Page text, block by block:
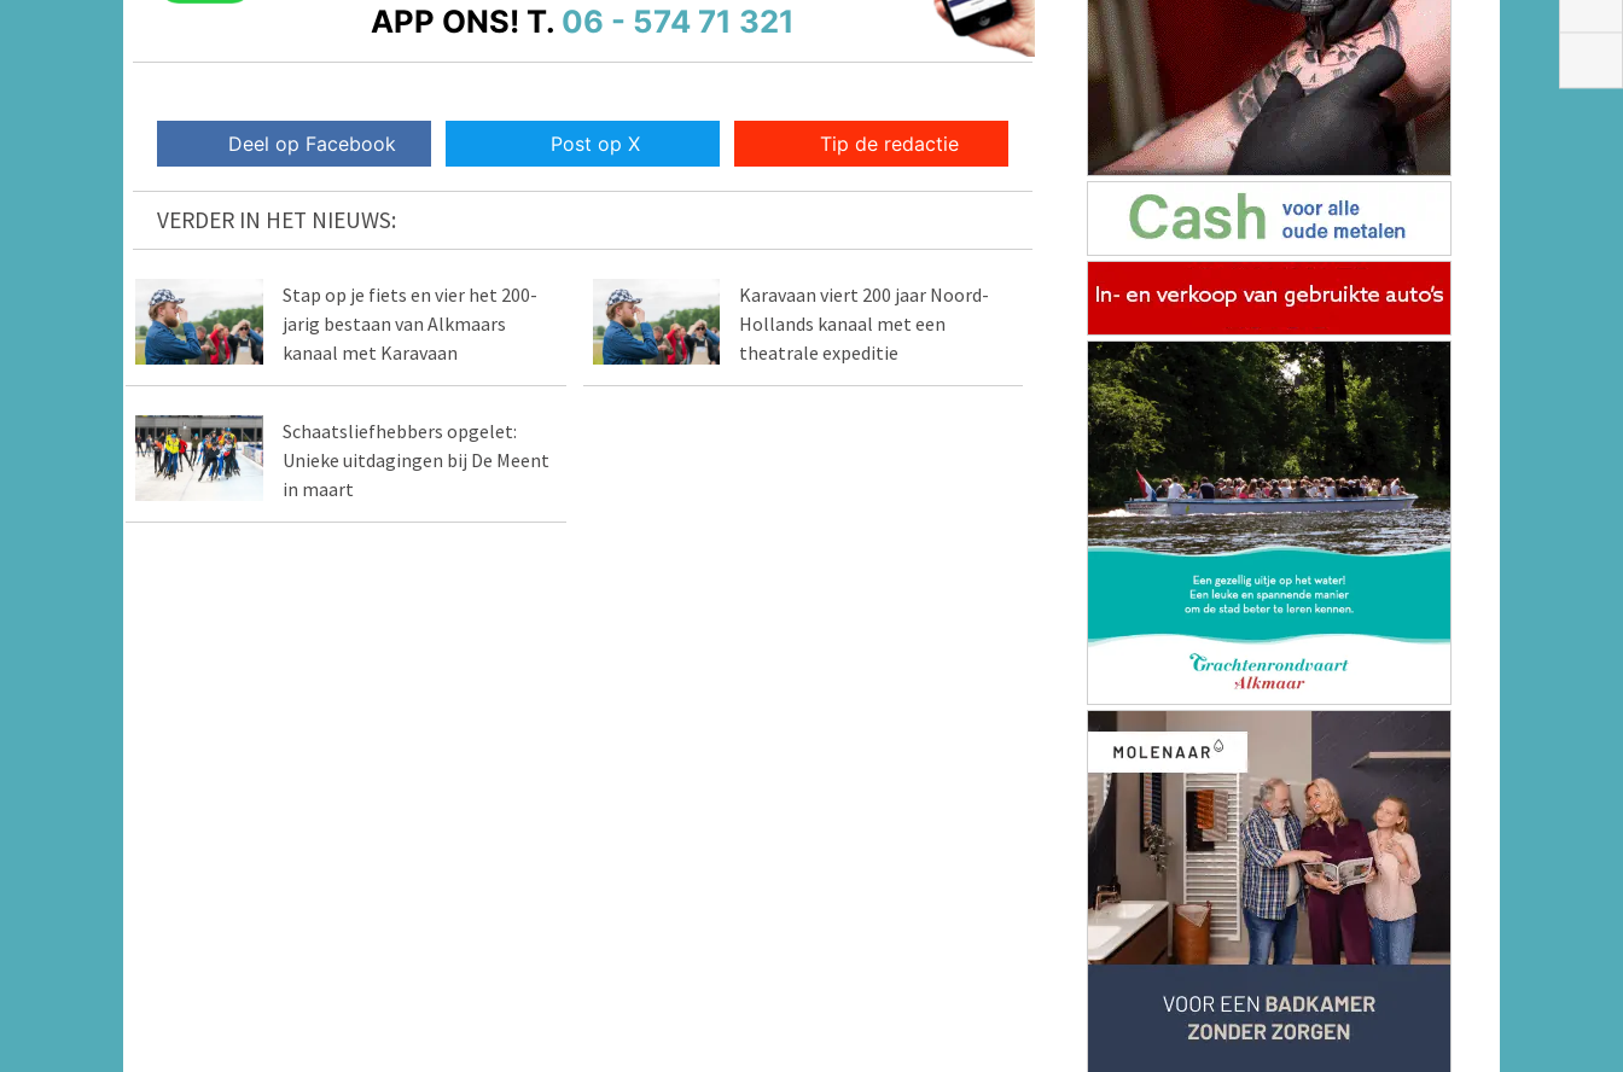
APP ONS! T. 06 - 574 71 321
Deel op Facebook Post op X Tip de redactie
VERDER IN HET NIEUWS:
Stap op je fiets en vier het 200-
jarig bestaan van Alkmaars
kanaal met Karavaan
Karavaan viert 200 jaar Noord-
Hollands kanaal met een
theatrale expeditie
Schaatsliefhebbers opgelet:
Unieke uitdagingen bij De Meent
in maart